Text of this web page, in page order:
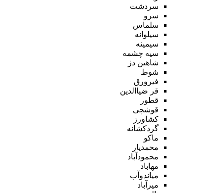
سردشت
سرو
سلماس
سیلوانه
سیمینه
سیه چشمه
شاهین دژ
شوط
فیرورق
قر ضیاالدین
قطور
قوشچی
کشاورز
گردکشانه
ماکو
محمدیار
محمودآباد
مهاباد
میاندوآب
میرآباد